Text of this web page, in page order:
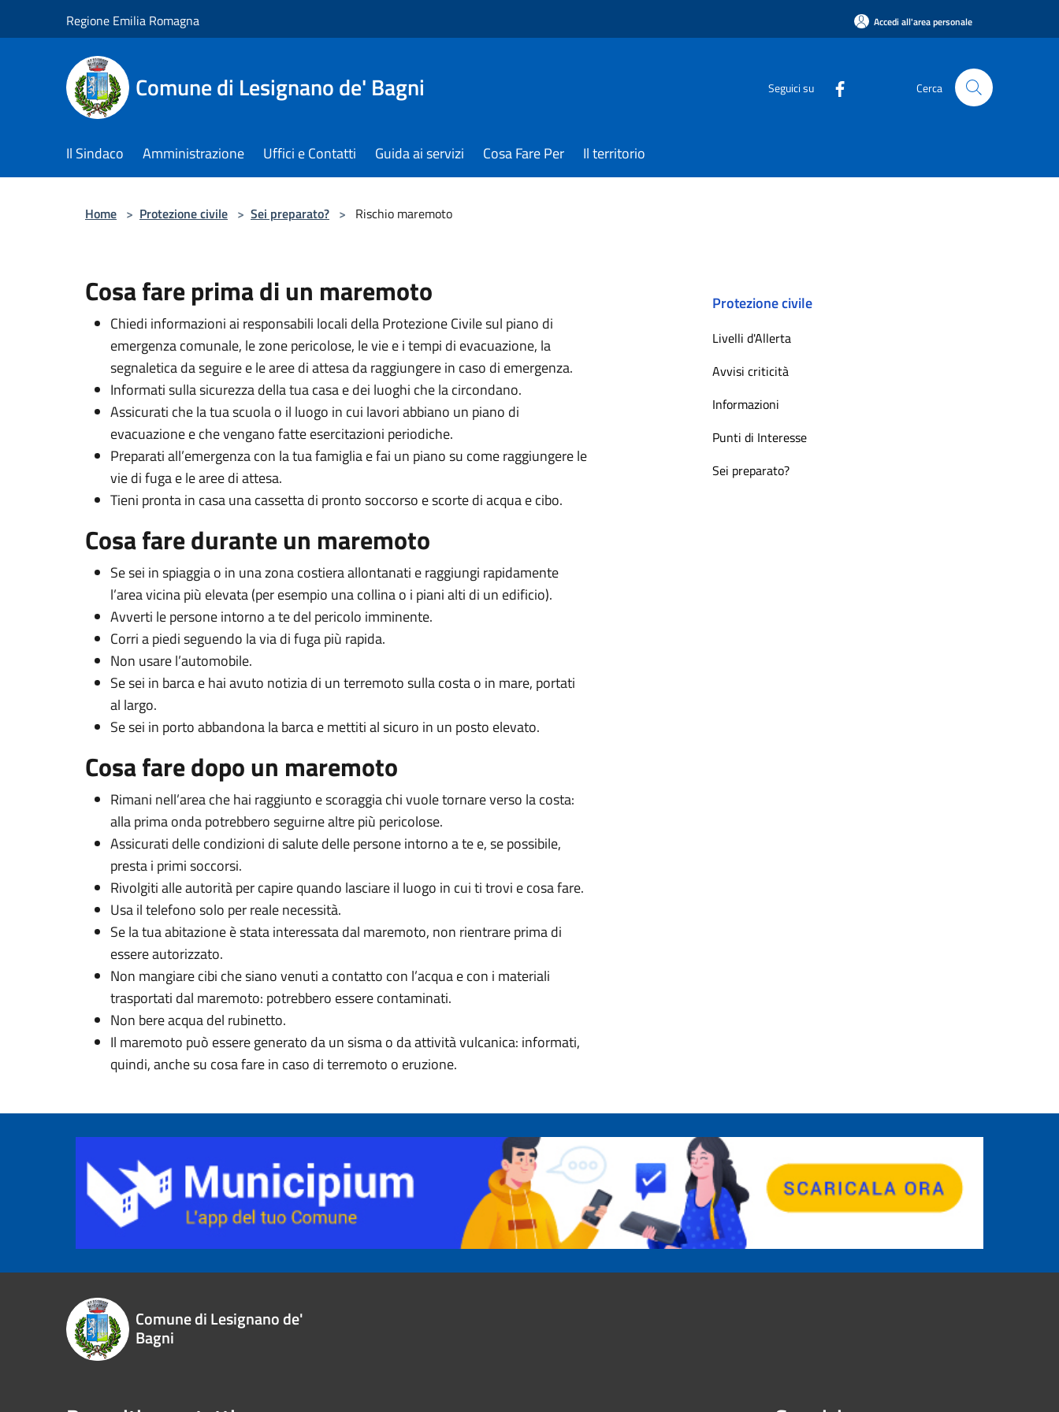
Regione Emilia Romagna Accedi all'area personale
Comune di Lesignano de' Bagni Seguici su Cerca
Il Sindaco Amministrazione Uffici e Contatti Guida ai servizi Cosa Fare Per Il territorio
Home > Protezione civile > Sei preparato? > Rischio maremoto
Cosa fare prima di un maremoto
Chiedi informazioni ai responsabili locali della Protezione Civile sul piano di
emergenza comunale, le zone pericolose, le vie e i tempi di evacuazione, la
segnaletica da seguire e le aree di attesa da raggiungere in caso di emergenza.
Informati sulla sicurezza della tua casa e dei luoghi che la circondano.
Assicurati che la tua scuola o il luogo in cui lavori abbiano un piano di
evacuazione e che vengano fatte esercitazioni periodiche.
Preparati all’emergenza con la tua famiglia e fai un piano su come raggiungere le
vie di fuga e le aree di attesa.
Tieni pronta in casa una cassetta di pronto soccorso e scorte di acqua e cibo.
Cosa fare durante un maremoto
Se sei in spiaggia o in una zona costiera allontanati e raggiungi rapidamente
l’area vicina più elevata (per esempio una collina o i piani alti di un edificio).
Avverti le persone intorno a te del pericolo imminente.
Corri a piedi seguendo la via di fuga più rapida.
Non usare l’automobile.
Se sei in barca e hai avuto notizia di un terremoto sulla costa o in mare, portati
al largo.
Se sei in porto abbandona la barca e mettiti al sicuro in un posto elevato.
Cosa fare dopo un maremoto
Rimani nell’area che hai raggiunto e scoraggia chi vuole tornare verso la costa:
alla prima onda potrebbero seguirne altre più pericolose.
Assicurati delle condizioni di salute delle persone intorno a te e, se possibile,
presta i primi soccorsi.
Rivolgiti alle autorità per capire quando lasciare il luogo in cui ti trovi e cosa fare.
Usa il telefono solo per reale necessità.
Se la tua abitazione è stata interessata dal maremoto, non rientrare prima di
essere autorizzato.
Non mangiare cibi che siano venuti a contatto con l’acqua e con i materiali
trasportati dal maremoto: potrebbero essere contaminati.
Non bere acqua del rubinetto.
Il maremoto può essere generato da un sisma o da attività vulcanica: informati,
quindi, anche su cosa fare in caso di terremoto o eruzione.
Protezione civile
Livelli d'Allerta
Avvisi criticità
Informazioni
Punti di Interesse
Sei preparato?
Comune di Lesignano de'
Bagni